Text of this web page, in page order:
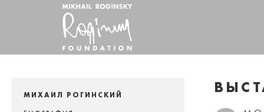
МИХАИЛ РОГИНСКИЙ